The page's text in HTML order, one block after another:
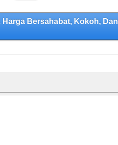
Bersahabat, Kokoh, Dan